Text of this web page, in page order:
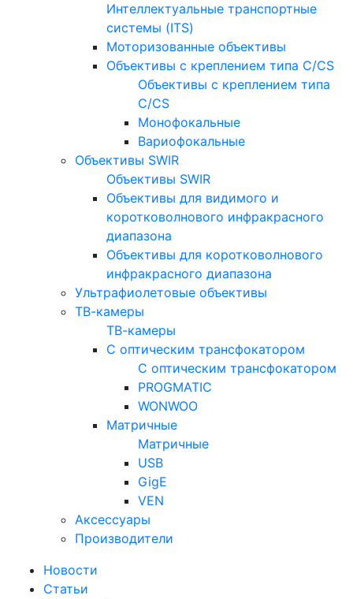
Интеллектуальные транспортные
системы (ITS)
Моторизованные объективы
Объективы с креплением типа C/CS
Объективы с креплением типа
C/CS
Монофокальные
Вариофокальные
Объективы SWIR
Объективы SWIR
Объективы для видимого и
коротковолнового инфракрасного
диапазона
Объективы для коротковолнового
инфракрасного диапазона
Ультрафиолетовые объективы
ТВ-камеры
ТВ-камеры
С оптическим трансфокатором
С оптическим трансфокатором
PROGMATIC
WONWOO
Матричные
Матричные
USB
GigE
VEN
Аксессуары
Производители
Новости
Статьи